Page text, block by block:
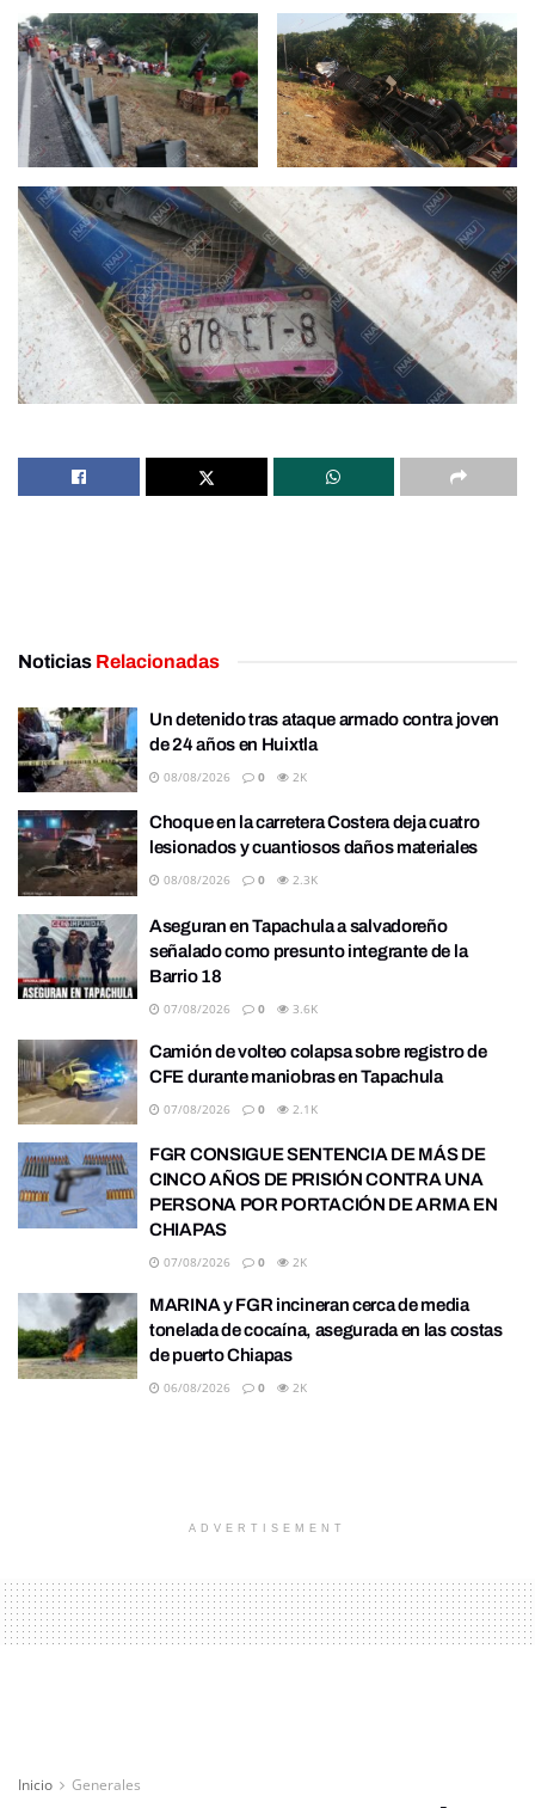
Noticias Relacionadas
Un detenido tras ataque armado contra joven
de 24 años en Huixtla
08/08/2026 0 2K
Choque en la carretera Costera deja cuatro
lesionados y cuantiosos daños materiales
08/08/2026 0 2.3K
Aseguran en Tapachula a salvadoreño
señalado como presunto integrante de la
Barrio 18
07/08/2026 0 3.6K
Camión de volteo colapsa sobre registro de
CFE durante maniobras en Tapachula
07/08/2026 0 2.1K
FGR CONSIGUE SENTENCIA DE MÁS DE
CINCO AÑOS DE PRISIÓN CONTRA UNA
PERSONA POR PORTACIÓN DE ARMA EN
CHIAPAS
07/08/2026 0 2K
MARINA y FGR incineran cerca de media
tonelada de cocaína, asegurada en las costas
de puerto Chiapas
06/08/2026 0 2K
ADVERTISEMENT
Inicio Generales